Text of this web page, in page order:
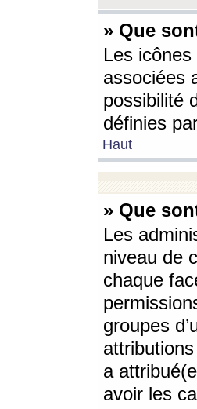
» Que
Les
associées
possibilité
définies
Haut
» Que
Les
niveau de
chaque
groupes
a
avoir les